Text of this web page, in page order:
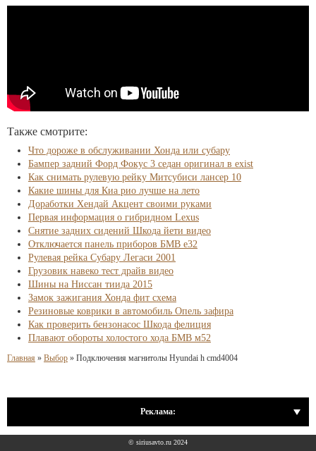
Также смотрите:
Что дороже в обслуживании Хонда или субару
Бампер задний Форд Фокус 3 седан оригинал в exist
Как снимать рулевую рейку Митсубиси лансер 10
Какие шины для Киа рио лучше на лето
Доработки Хендай Акцент своими руками
Первая информация о гибридном Lexus
Снятие задних сидений Шкода йети видео
Отключается панель приборов БМВ е32
Рулевая рейка Субару Легаси 2001
Грузовик навеко тест драйв видео
Шины на Ниссан тиида 2015
Замок зажигания Хонда фит схема
Резиновые коврики в автомобиль Опель зафира
Как проверить бензонасос Шкода фелиция
Плавают обороты холостого хода БМВ м52
Главная » Выбор » Подключения магнитолы Hyundai h cmd4004
Реклама:
© siriusavto.ru 2024